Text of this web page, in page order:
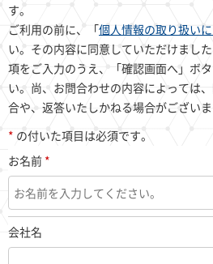
す。
ご利用の前に、「個人情報の取り扱い
い。その内容に同意していただけまし
項をご入力のうえ、「確認画面へ」ボ
い。尚、お問合わせの内容によっては
合や、返答いたしかねる場合がござい
* の付いた項目は必須です。
お名前 *
会社名